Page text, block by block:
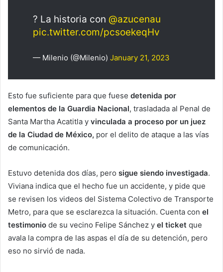
? La historia con @azucenau
pic.twitter.com/pcsoekeqHv
— Milenio (@Milenio) January 21, 2023
Esto fue suficiente para que fuese detenida por
elementos de la Guardia Nacional, trasladada al Penal de
Santa Martha Acatitla y vinculada a proceso por un juez
de la Ciudad de México, por el delito de ataque a las vías
de comunicación.
Estuvo detenida dos días, pero sigue siendo investigada.
Viviana indica que el hecho fue un accidente, y pide que
se revisen los videos del Sistema Colectivo de Transporte
Metro, para que se esclarezca la situación. Cuenta con el
testimonio de su vecino Felipe Sánchez y el ticket que
avala la compra de las aspas el día de su detención, pero
eso no sirvió de nada.